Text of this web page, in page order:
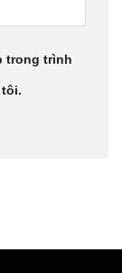
trong trình